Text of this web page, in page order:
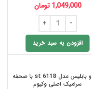
1,049,000 تومان
افزودن به سبد خرید
اتو مو بابلیس مدل st 6118 با صحفه
سرامیک اصلی وکیوم